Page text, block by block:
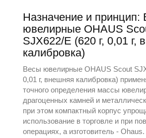
Назначение и принцип:
ювелирные OHAUS
SJX622/E (620 г, 0,01 г,
калибровка)
Весы ювелирные OHAUS Scout
0,01 г, внешняя калибровка)
точного определения массы
драгоценных камней и
при этом компактный корпус
использование в торговле и при
операциях, а изготовитель -Ohaus.